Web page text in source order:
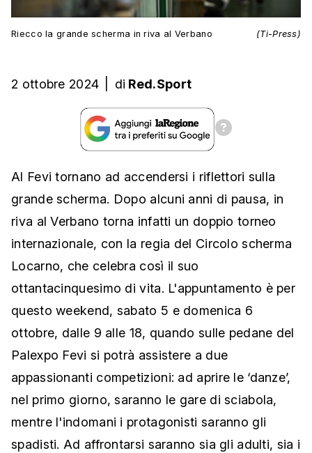
Riecco la grande scherma in riva al Verbano (Ti-Press)
2 ottobre 2024 di Red.Sport
Al Fevi tornano ad accendersi i riflettori sulla
grande scherma. Dopo alcuni anni di pausa, in
riva al Verbano torna infatti un doppio torneo
internazionale, con la regia del Circolo scherma
Locarno, che celebra così il suo
ottantacinquesimo di vita. L'appuntamento è per
questo weekend, sabato 5 e domenica 6
ottobre, dalle 9 alle 18, quando sulle pedane del
Palexpo Fevi si potrà assistere a due
appassionanti competizioni: ad aprire le ‘danze’,
nel primo giorno, saranno le gare di sciabola,
mentre l'indomani i protagonisti saranno gli
spadisti. Ad affrontarsi saranno sia gli adulti, sia i